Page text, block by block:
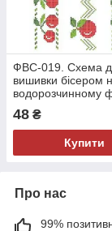
ФВС-019. Схема
вишивки бісером
водорозчинному
48 ₴
Купити
Про нас
99%